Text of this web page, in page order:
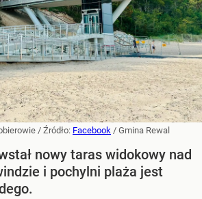
/ Źródło: Facebook / Gmina Rewal
nowy taras widokowy nad
i pochylni plaża jest